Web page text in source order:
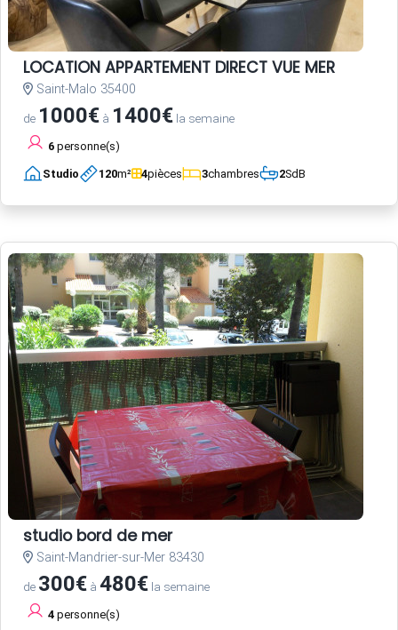
LOCATION APPARTEMENT DIRECT VUE MER
Saint-Malo 35400
de 1000€ à 1400€ la semaine
6 personne(s)
Studio 120m² 4pièces 3chambres 2SdB
studio bord de mer
Saint-Mandrier-sur-Mer 83430
de 300€ à 480€ la semaine
4 personne(s)